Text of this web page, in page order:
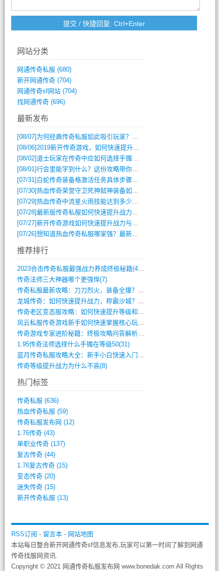
网站分类
网通传奇私服 (680)
新开网通传奇(704)
网通传奇sf网站(704)
找网通传奇(696)
最新发布
[08/07] 为何经典传奇私服如此吸引玩家？深度攻略解析
[08/06]2019新开传奇游戏，如何快速提升角色等级？
[08/02]道士玩家在传奇中应如何选择手镯装备？
[08/01]行会里能学到什么？这份攻略带你全掌握
[07/31] 白蛇传奇装备格激活任务具体步骤是什么？如何完成？
[07/30]热血传奇荣誉守卫死神弑神装备如何获取与佩戴攻略？
[07/29]热血传奇中流星火雨技能达到多少级可以开始练装备？
[07/28]最新版传奇私服如何快速提升战力与获取稀有装备？
[07/27]新开传奇游戏如何快速提升战力与获取稀有装备？
[07/26]想知道热血传奇私服哪家强？最新排行榜攻略全解析
推荐排行
2023合击传奇私服最强战力养成终极秘籍(428)
传奇法师三大神器哪个更强悍(7)
传奇私服最新攻略：刀刀烈火，装备全爆？攻(813)
龙城传奇：如何快速提升战力，称霸沙城？(802)
传奇老区变态服攻略：如何快速提升等级和战(379)
风云私服传奇游戏新手如何快速掌握核心玩法(616)
传奇游戏专家进阶秘籍：终极攻略问答解析(848)
1.95传奇法师选择什么手镯在等级50(31)
蓝月传奇私服攻略大全：新手小白快速入门指(386)
传奇等级提升战力为什么不高(8)
热门标签
传奇私服 (636)
热血传奇私服 (59)
传奇私服发布网 (12)
1.76传奇(43)
单职业传奇(137)
复古传奇(44)
1.76复古传奇(15)
变态传奇(20)
迷失传奇(15)
新开传奇私服 (13)
RSS订阅 - 留言本- 网站地图
本站每日整合新开网通传奇sf信息发布,玩家可以第一时间了解到网通
传奇找服网资讯.
Copyright © 2021 网通传奇私服发布网 www.bonedak.com All Rights